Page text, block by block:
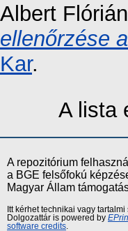
Albert Flórián
ellenőrzése
Kar.
A lista
A repozitórium
a BGE felsőfokú
Magyar Állam
Itt kérhet technikai vagy tartalmi
Dolgozattár is powered by
software credits